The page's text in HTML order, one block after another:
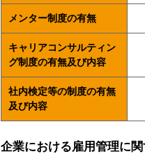
メンター制度の有無
キャリアコンサルティン
グ制度の有無及び内容
社内検定等の制度の有無
及び内容
企業における雇用管理に